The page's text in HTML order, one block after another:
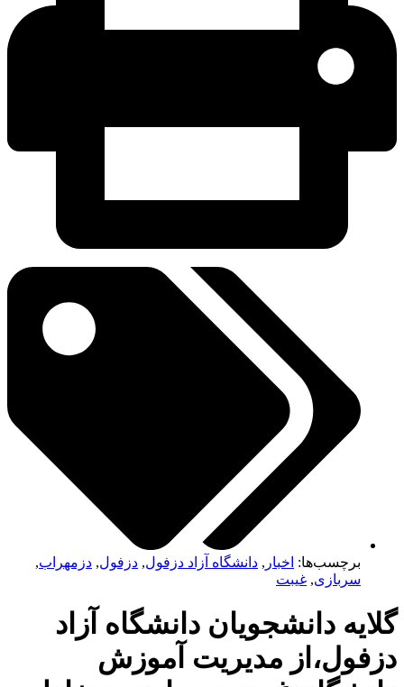
برچسب‌ها:اخبار,دانشگاه آزاد دزفول,دزفول,دزمهراب
سربازی, غیبت
دانشجویان دانشگاه آزاد
مدیریت آموزش